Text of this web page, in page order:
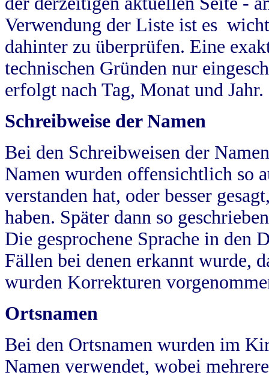
Verwendung der Liste ist es
dahinter zu überprüfen. Eine
technischen Gründen nur
erfolgt nach Tag, Monat und Jahr.
Schreibweise der Namen
Bei den Schreibweisen der
Namen wurden offensichtlich so
verstanden hat, oder besser
haben. Später dann so
Die gesprochene Sprache in
Fällen bei denen erkannt wurde,
wurden Korrekturen
Ortsnamen
Bei den Ortsnamen wurden im
Namen verwendet, wobei